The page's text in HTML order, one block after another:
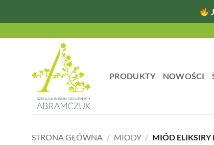
PRODUKTY NOWOŚCI
STRONA GŁÓWNA / MIODY / MIÓD ELIKSIRY